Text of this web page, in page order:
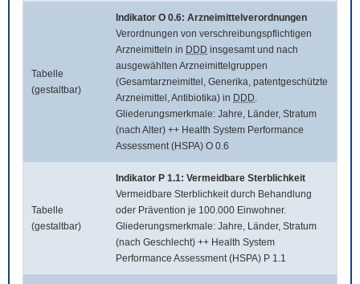
Tabelle
(gestaltbar)
Indikator O 0.6: Arzneimittelverordnungen
Verordnungen von verschreibungspflichtigen
Arzneimitteln in DDD insgesamt und nach
ausgewählten Arzneimittelgruppen
(Gesamtarzneimittel, Generika, patentgeschützte
Arzneimittel, Antibiotika) in DDD.
Gliederungsmerkmale: Jahre, Länder, Stratum
(nach Alter) ++ Health System Performance
Assessment (HSPA) O 0.6
Tabelle
(gestaltbar)
Indikator P 1.1: Vermeidbare Sterblichkeit
Vermeidbare Sterblichkeit durch Behandlung
oder Prävention je 100.000 Einwohner.
Gliederungsmerkmale: Jahre, Länder, Stratum
(nach Geschlecht) ++ Health System
Performance Assessment (HSPA) P 1.1